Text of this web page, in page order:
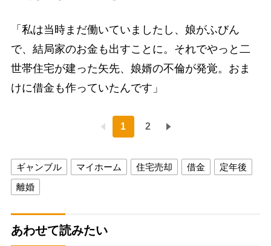
「私は当時まだ働いていましたし、娘がふびん
で、結局家のお金も出すことに。それでやっと二
世帯住宅が建った矢先、娘婿の不倫が発覚。おま
けに借金も作っていたんです」
1 2
ギャンブル マイホーム 住宅売却 借金
定年後
離婚
あわせて読みたい